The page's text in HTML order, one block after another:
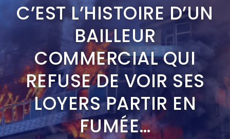
C’EST L’HISTOIRE D’UN
BAILLEUR
COMMERCIAL QUI
REFUSE DE VOIR SES
LOYERS PARTIR EN
FUMÉE…